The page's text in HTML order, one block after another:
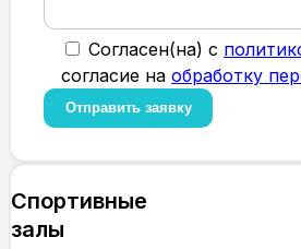
Cогласен(на) с
согласие на обработку
Спортивные
залы